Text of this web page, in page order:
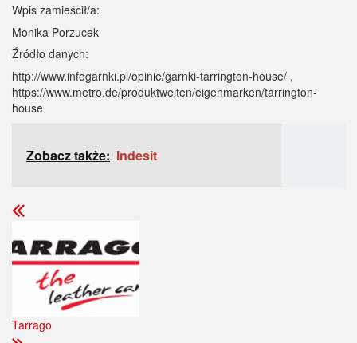
Wpis zamieścił/a:
Monika Porzucek
Źródło danych:
http://www.infogarnki.pl/opinie/garnki-tarrington-house/ ,
https://www.metro.de/produktwelten/eigenmarken/tarrington-
house
Zobacz także: Indesit
Tarrago